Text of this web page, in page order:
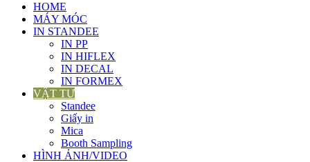
HOME
MÁY MÓC
IN STANDEE
IN PP
IN HIFLEX
IN DECAL
IN FORMEX
VẬT TƯ
Standee
Giấy in
Mica
Booth Sampling
HÌNH ẢNH/VIDEO